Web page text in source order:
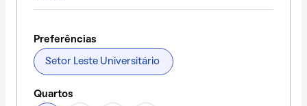
Preferências
Setor Leste Universitário
Quartos